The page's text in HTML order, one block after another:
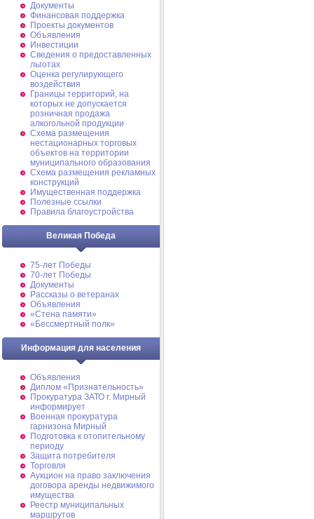
Документы
Финансовая поддержка
Проекты документов
Объявления
Инвестиции
Сведения о предоставленных
льготах
Оценка регулирующего
воздействия
Границы территорий, на
которых не допускается
розничная продажа
алкогольной продукции
Схема размещения
нестационарных торговых
объектов на территории
муниципального образования
Схема размещения рекламных
конструкций
Имущественная поддержка
Полезные ссылки
Правила благоустройства
Великая Победа
75-лет Победы
70-лет Победы
Документы
Рассказы о ветеранах
Объявления
«Стена памяти»
«Бессмертный полк»
Информация для населения
Объявления
Диплом «Признательность»
Прокуратура ЗАТО г. Мирный
информирует
Военная прокуратура
гарнизона Мирный
Подготовка к отопительному
периоду
Защита потребителя
Торговля
Аукцион на право заключения
договора аренды недвижимого
имущества
Реестр муниципальных
маршрутов